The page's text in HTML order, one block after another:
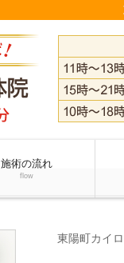
施術の流れ
flow
東陽町カイ